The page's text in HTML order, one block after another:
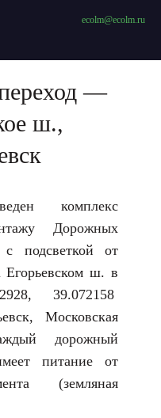
ecolm@ecolm.ru
—
ш.,
комплекс
Дорожных
с подсветкой от
Егорьевском ш. в
39.072158
Московская
дорожный
питание от
(земляная